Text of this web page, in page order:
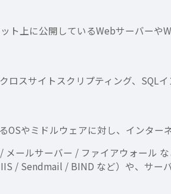
ト上に公開しているWebサーバーや
スサイトスクリプティング、SQLイ
やミドルウェアに対し、インター
ールサーバー / ファイアウォール な
/ Sendmail / BIND など）や、サー